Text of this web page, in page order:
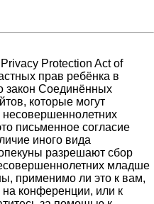
Protection Act of
прав ребёнка в
закон Соединённых
которые могут
письменное согласие
иного вида
разрешают сбор
младше
применимо ли это к вам,
на конференции, или к